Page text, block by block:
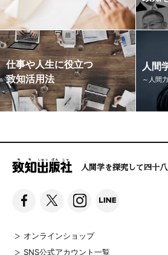
仕事や人生に役立つ
致知活用法
人間
～人間
人間学を探究して四十
オンラインショップ
SNS公式アカウント一覧